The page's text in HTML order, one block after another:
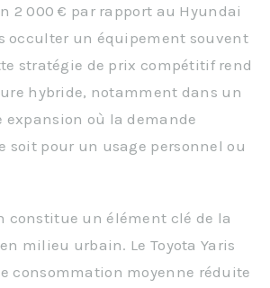
2 000 € par rapport au Hyundai
occulter un équipement souvent
stratégie de prix compétitif rend
hybride, notamment dans un
expansion où la demande
soit pour un usage personnel ou
constitue un élément clé de la
milieu urbain. Le Toyota Yaris
consommation moyenne réduite